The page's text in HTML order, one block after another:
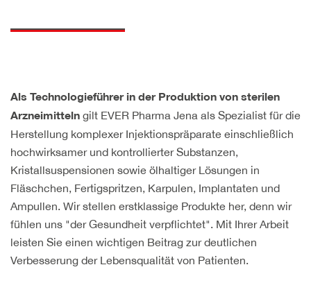
Als Technologieführer in der Produktion von sterilen
Arzneimitteln gilt EVER Pharma Jena als Spezialist für die
Herstellung komplexer Injektionspräparate einschließlich
hochwirksamer und kontrollierter Substanzen,
Kristallsuspensionen sowie ölhaltiger Lösungen in
Fläschchen, Fertigspritzen, Karpulen, Implantaten und
Ampullen. Wir stellen erstklassige Produkte her, denn wir
fühlen uns "der Gesundheit verpflichtet". Mit Ihrer Arbeit
leisten Sie einen wichtigen Beitrag zur deutlichen
Verbesserung der Lebensqualität von Patienten.